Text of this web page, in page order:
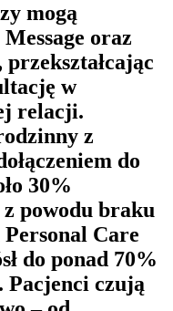
mogą
oraz
w
relacji.
z
do
30%
powodu braku
Personal Care
do ponad 70%
Pacjenci czują